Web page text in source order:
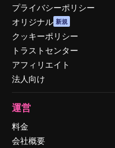
プライバシーポリシー
オリジナル 新規
クッキーポリシー
トラストセンター
アフィリエイト
法人向け
運営
料金
会社概要